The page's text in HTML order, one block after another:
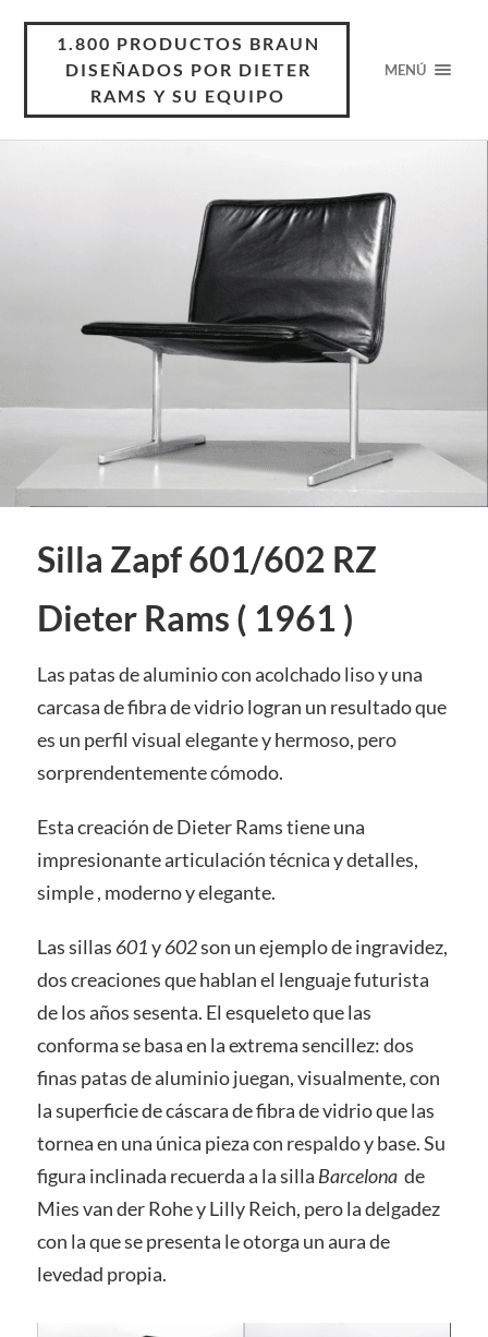
1.800 PRODUCTOS BRAUN
DISEÑADOS POR DIETER
RAMS Y SU EQUIPO
MENÚ
Silla Zapf 601/602 RZ
Dieter Rams ( 1961 )
Las patas de aluminio con acolchado liso y una
carcasa de fibra de vidrio logran un resultado que
es un perfil visual elegante y hermoso, pero
sorprendentemente cómodo.
Esta creación de Dieter Rams tiene una
impresionante articulación técnica y detalles,
simple , moderno y elegante.
Las sillas 601y602son un ejemplo de ingravidez,
dos creaciones que hablan el lenguaje futurista
de los años sesenta. El esqueleto que las
conforma se basa en la extrema sencillez: dos
finas patas de aluminio juegan, visualmente, con
la superficie de cáscara de fibra de vidrio que las
tornea en una única pieza con respaldo y base. Su
figura inclinada recuerda a la silla Barcelona de
Mies van der Rohe y Lilly Reich, pero la delgadez
con la que se presenta le otorga un aura de
levedad propia.